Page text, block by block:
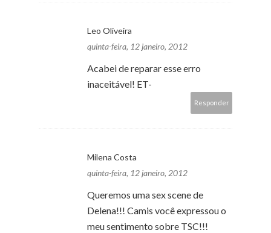
Leo Oliveira
quinta-feira, 12 janeiro, 2012
Acabei de reparar esse erro
inaceitável! ET-
Responder
Milena Costa
quinta-feira, 12 janeiro, 2012
Queremos uma sex scene de
Delena!!! Camis você expressou o
meu sentimento sobre TSC!!!